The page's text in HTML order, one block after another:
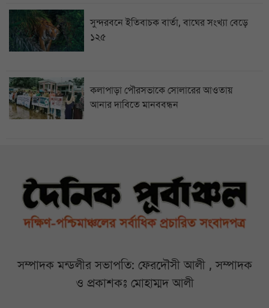
সুন্দরবনে ইতিবাচক বার্তা, বাঘের সংখ্যা বেড়ে
১২৫
কলাপাড়া পৌরসভাকে সোলারের আওতায়
আনার দাবিতে মানববন্ধন
সম্পাদক মন্ডলীর সভাপতি: ফেরদৌসী আলী , সম্পাদক
ও প্রকাশকঃ মোহাম্মদ আলী